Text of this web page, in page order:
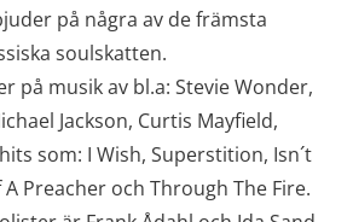
på några av de främsta
soulskatten.
på musik av bl.a: Stevie Wonder,
Jackson, Curtis Mayfield,
som: I Wish, Superstition, Isn´t
A Preacher och Through The Fire.